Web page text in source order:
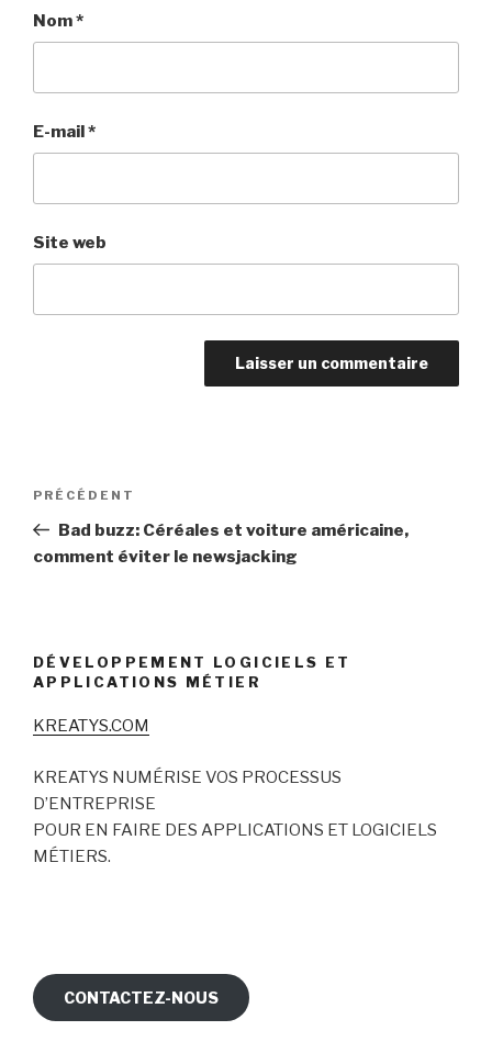
Nom*
E-mail*
Site web
Navigation
l’article
Article
précédent
PRÉCÉDENT
Bad buzz: Céréales et voiture américaine,
comment éviter le newsjacking
DÉVELOPPEMENT LOGICIELS ET
APPLICATIONS MÉTIER
KREATYS.COM
KREATYS NUMÉRISE VOS PROCESSUS
D’ENTREPRISE
POUR EN FAIRE DES APPLICATIONS ET LOGICIELS
MÉTIERS.
CONTACTEZ-NOUS